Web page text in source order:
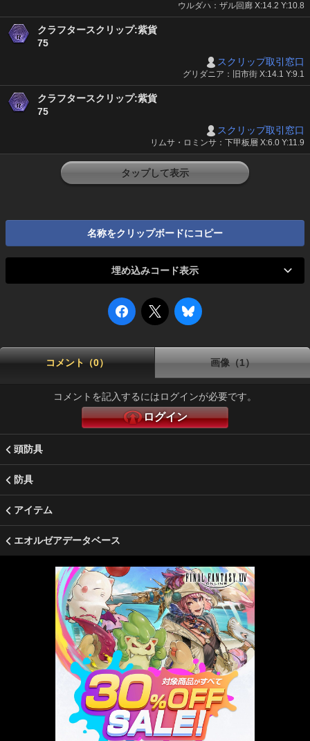
ウルダハ：ザル回廊 X:14.2 Y:10.8
クラフタースクリップ:紫貨
75
スクリップ取引窓口
グリダニア：旧市街 X:14.1 Y:9.1
クラフタースクリップ:紫貨
75
スクリップ取引窓口
リムサ・ロミンサ：下甲板層 X:6.0 Y:11.9
タップして表示
名称をクリップボードにコピー
埋め込みコード表示
コメント（0） 画像（1）
コメントを記入するにはログインが必要です。
ログイン
頭防具
防具
アイテム
エオルゼアデータベース